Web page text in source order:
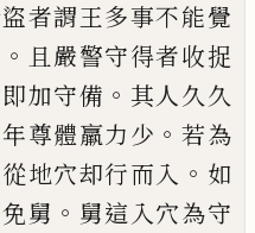
者謂王多事不能覺
。 且嚴警守得者收捉
即加守備 。 其人久久
年尊體羸力少 。若為
地穴却行而入 。 如
舅 。 舅這入穴為守